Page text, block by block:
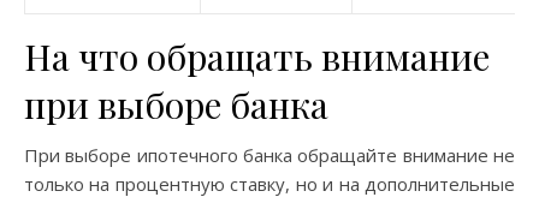
На что обращать внимание
при выборе банка
При выборе ипотечного банка обращайте внимание не
только на процентную ставку, но и на дополнительные